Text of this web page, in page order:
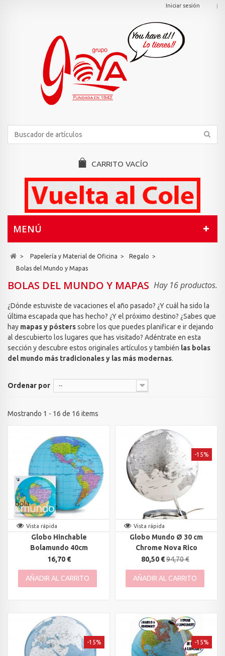
Iniciar sesión
CARRITO VACÍO
MENÚ
> Papelería y Material de Oficina > Regalo >
Bolas del Mundo y Mapas
BOLAS DEL MUNDO Y MAPAS Hay 16 productos.
¿Dónde estuviste de vacaciones el año pasado? ¿Y cuál ha sido la
última escapada que has hecho? ¿Y el próximo destino? ¿Sabes que
hay mapas y pósterssobre los que puedes planificar e ir dejando
al descubierto los lugares que has visitado? Adéntrate en esta
sección y descubre estos originales artículos y también las bolas
del mundo más tradicionales y las más modernas.
Ordenar por --
Mostrando 1 - 16 de 16 items
Vista rápida
Globo Hinchable
Bolamundo 40cm
16,70 €
AÑADIR AL CARRITO
Vista rápida
Globo Mundo Ø 30 cm
Chrome Nova Rico
80,50 €94,70 €
-15%
AÑADIR AL CARRITO
-15% -15%